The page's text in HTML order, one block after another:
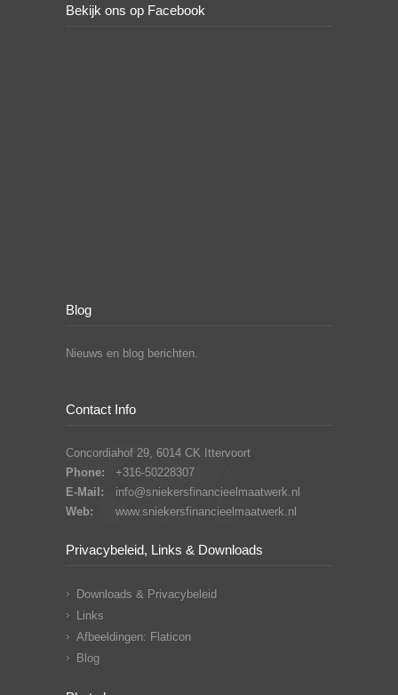
Bekijk ons op Facebook
Blog
Nieuws en blog berichten.
Contact Info
Concordiahof 29, 6014 CK Ittervoort
Phone:
+316-50228307
E-Mail:
info@sniekersfinancieelmaatwerk.nl
Web:
www.sniekersfinancieelmaatwerk.nl
Privacybeleid, Links & Downloads
Downloads & Privacybeleid
Links
Afbeeldingen: Flaticon
Blog